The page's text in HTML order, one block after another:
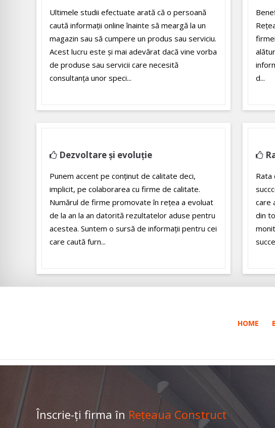
Ultimele studii efectuate arată că o persoană
caută informații online înainte să meargă la un
magazin sau să cumpere un produs sau serviciu.
Acest lucru este şi mai adevărat dacă vine vorba
de produse sau servicii care necesită
consultanţa unor speci...
d...
Dezvoltare și evoluție
Punem accent pe conținut de calitate deci,
implicit, pe colaborarea cu firme de calitate.
Numărul de firme promovate în rețea a evoluat
de la an la an datorită rezultatelor aduse pentru
acestea. Suntem o sursă de informații pentru cei
care caută furn...
Rata
care
din
HOME
Înscrie-ți firma în Rețeaua Construct